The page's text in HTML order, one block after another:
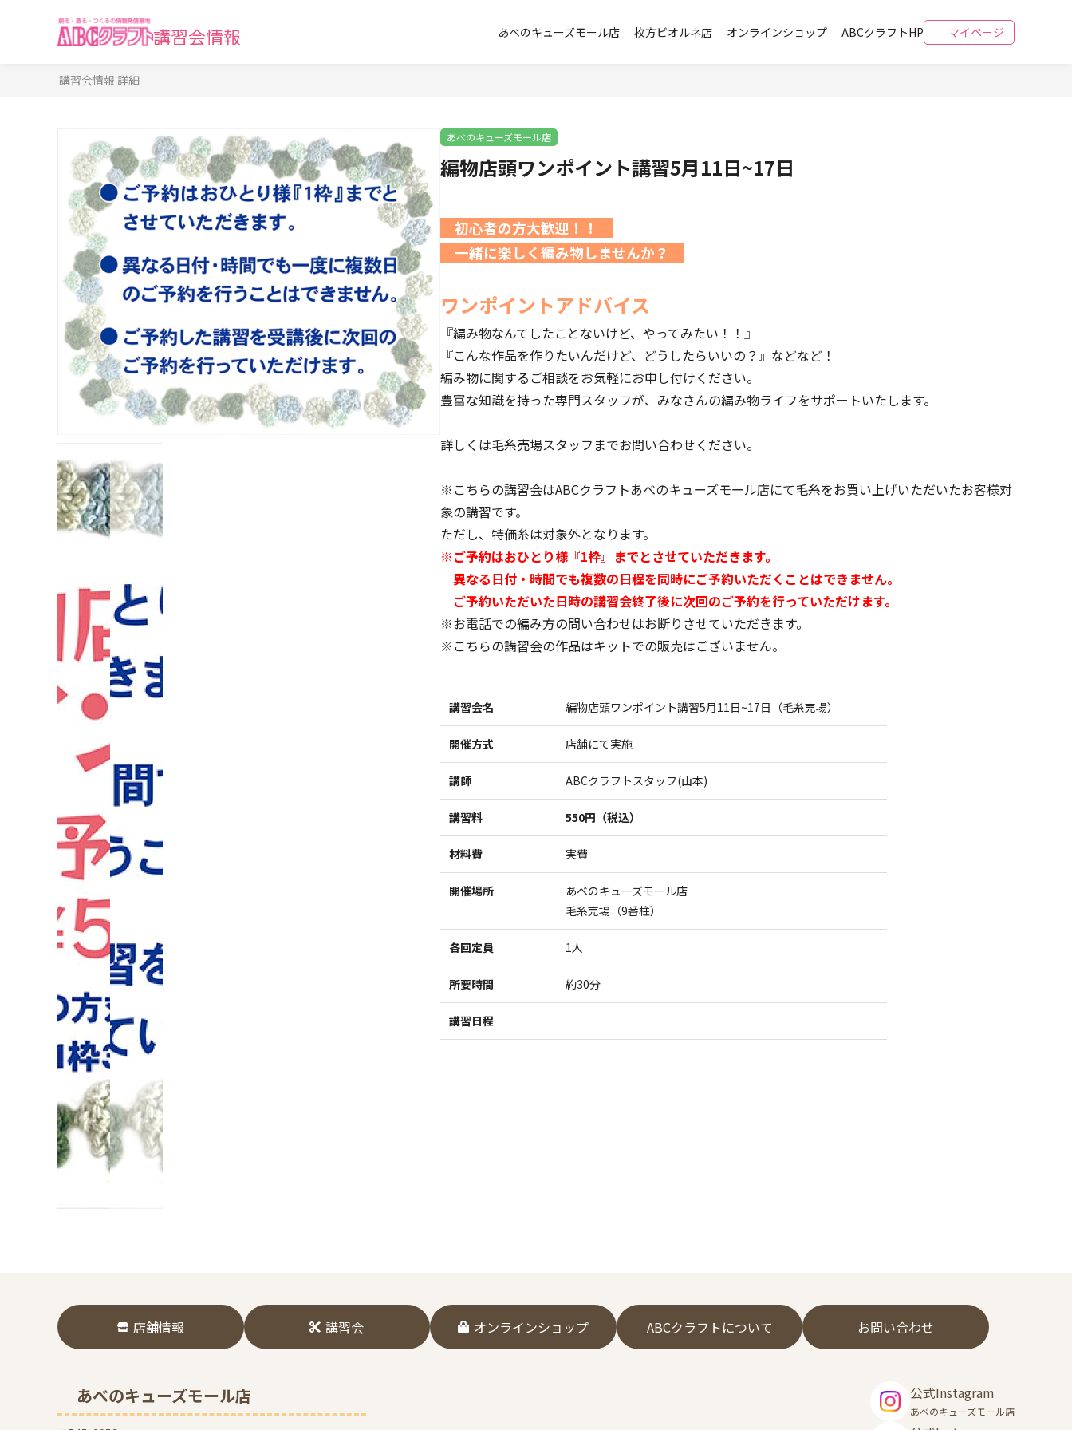
講習会情報 あべのキューズモール店 枚方ビオルネ店 オンラインショップ ABCクラフトHP マイページ
講習会情報 詳細
あべのキューズモール店
編物店頭ワンポイント講習5月11日~17日
初心者の方大歓迎！！
一緒に楽しく編み物しませんか？
ワンポイントアドバイス
『編み物なんてしたことないけど、やってみたい！！』
『こんな作品を作りたいんだけど、どうしたらいいの？』などなど！
編み物に関するご相談をお気軽にお申し付けください。
豊富な知識を持った専門スタッフが、みなさんの編み物ライフをサポートいたします。
詳しくは毛糸売場スタッフまでお問い合わせください。
※こちらの講習会はABCクラフトあべのキューズモール店にて毛糸をお買い上げいただいたお客様対
象の講習です。
ただし、特価糸は対象外となります。
※ご予約はおひとり様 『1枠』 までとさせていただきます。
異なる日付・時間でも複数の日程を同時にご予約いただくことはできません。
ご予約いただいた日時の講習会終了後に次回のご予約を行っていただけます。
※お電話での編み方の問い合わせはお断りさせていただきます。
※こちらの講習会の作品はキットでの販売はございません。
講習会名 編物店頭ワンポイント講習5月11日~17日（毛糸売場）
開催方式 店舗にて実施
講師 ABCクラフトスタッフ(山本)
講習料 550円（税込）
材料費 実費
開催場所
あべのキューズモール店
毛糸売場（9番柱）
各回定員 1人
所要時間 約30分
講習日程
店舗情報 講習会 オンラインショップ ABCクラフトについて お問い合わせ
あべのキューズモール店 公式Instagram
あべのキューズモール店